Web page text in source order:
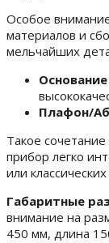
Особое
материалов и
мельчайших
Плафон/
Такое
прибор легко
или
Габаритные
внимание на
450 мм, длина